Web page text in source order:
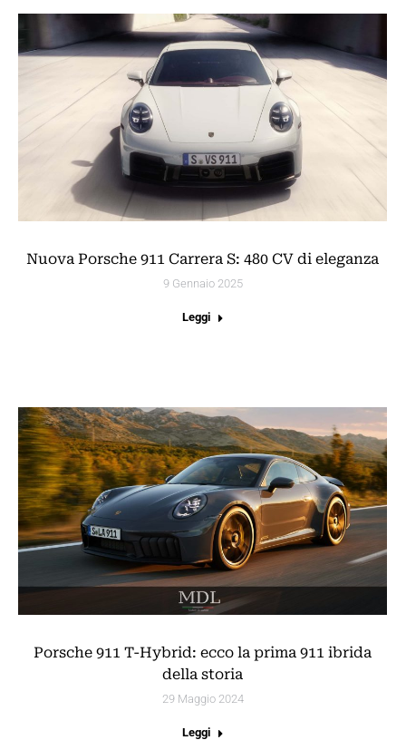
Nuova Porsche 911 Carrera S: 480 CV di eleganza
9 Gennaio 2025
Leggi
Porsche 911 T-Hybrid: ecco la prima 911 ibrida
della storia
29 Maggio 2024
Leggi